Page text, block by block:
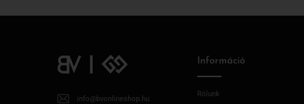
info@bvonlineshop.hu
Információ
Rólunk